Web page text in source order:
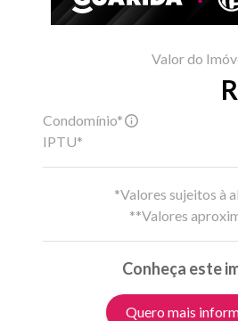
Valor do
Condomínio*
IPTU*
*Valores sujeitos à
**Valores
Conheça este
Quero mais